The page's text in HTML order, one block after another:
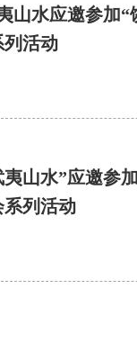
山水应邀参加“
列活动
山水”应邀参
列活动